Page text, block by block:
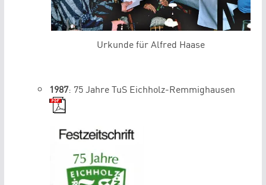
Urkunde für Alfred Haase
1987: 75 Jahre TuS Eichholz-Remmighausen